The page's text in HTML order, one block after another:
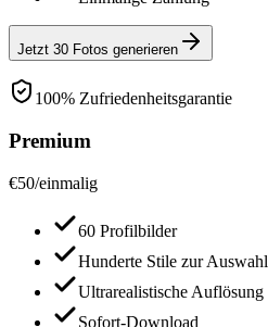
Jetzt 30 Fotos generieren
100% Zufriedenheitsgarantie
Premium
€50/einmalig
60 Profilbilder
Hunderte Stile zur Auswahl
Ultrarealistische Auflösung
Sofort-Download